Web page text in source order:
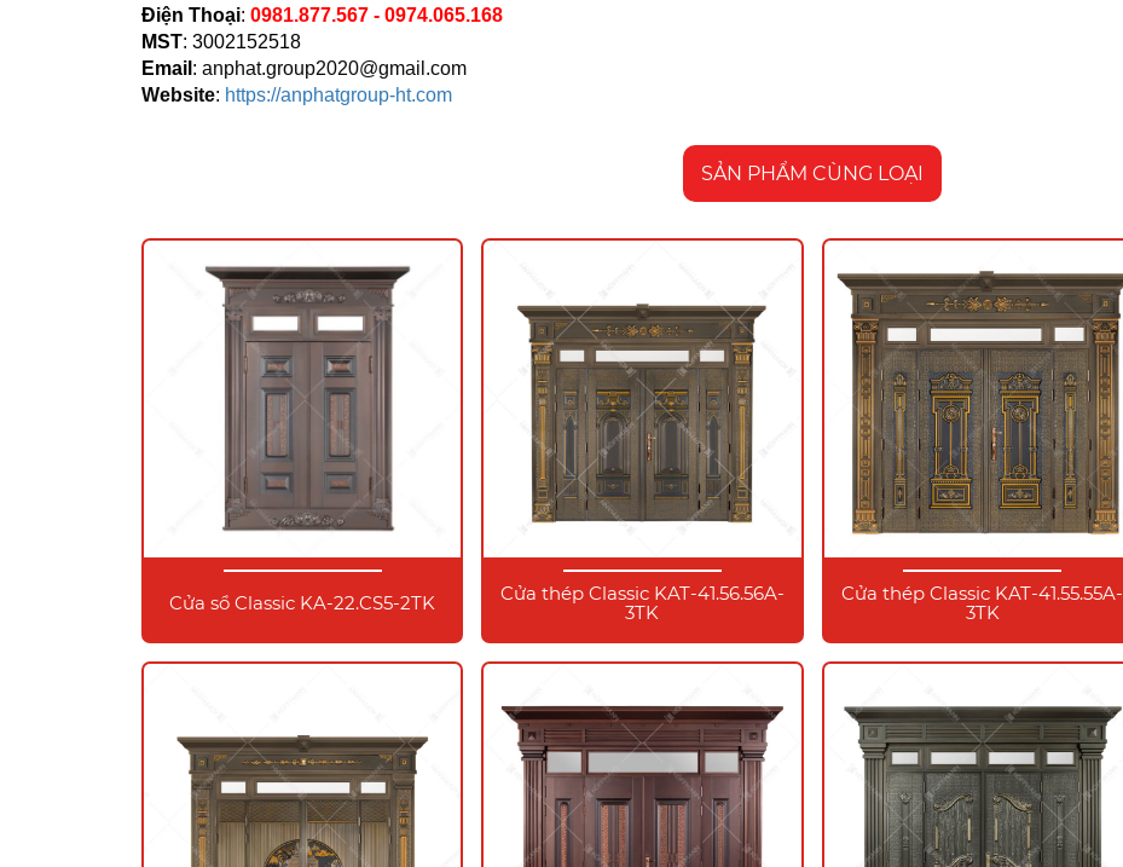
Điện Thoại: 0981.877.567 - 0974.065.168
MST: 3002152518
Email : anphat.group2020@gmail.com
Website: https://anphatgroup-ht.com
SẢN PHẨM CÙNG LOẠI
Cửa sổ Classic KA-22.CS5-2TK
Cửa thép Classic KAT-41.56.56A-
3TK
Cửa thép Classic KAT-41.55.55A-
3TK